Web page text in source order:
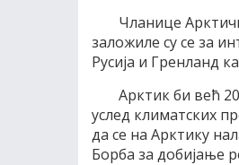
Чланице
заложиле су се за
Русија и Гренланд
Арктик би већ
услед климатских
да се на Арктику
Борба за добијање